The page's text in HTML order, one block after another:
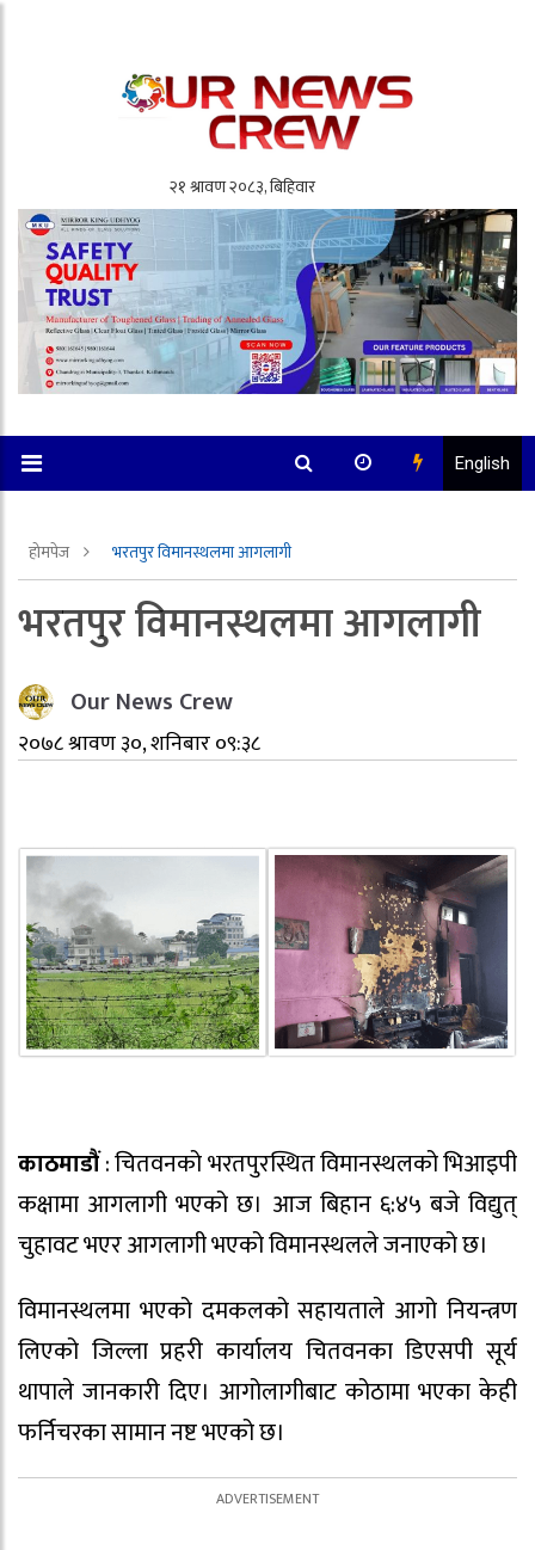
English
होमपेज भरतपुर विमानस्थलमा आगलागी
भरतपुर विमानस्थलमा आगलागी
Our News Crew
२०७८ श्रावण ३०, शनिबार ०९:३८
काठमाडौं: चितवनको भरतपुरस्थित विमानस्थलको भिआइपी
कक्षामा आगलागी भएको छ। आज बिहान ६:४५ बजे विद्युत्
चुहावट भएर आगलागी भएको विमानस्थलले जनाएको छ।
विमानस्थलमा भएको दमकलको सहायताले आगो नियन्त्रण
लिएको जिल्ला प्रहरी कार्यालय चितवनका डिएसपी सूर्य
थापाले जानकारी दिए। आगोलागीबाट कोठामा भएका केही
फर्निचरका सामान नष्ट भएको छ।